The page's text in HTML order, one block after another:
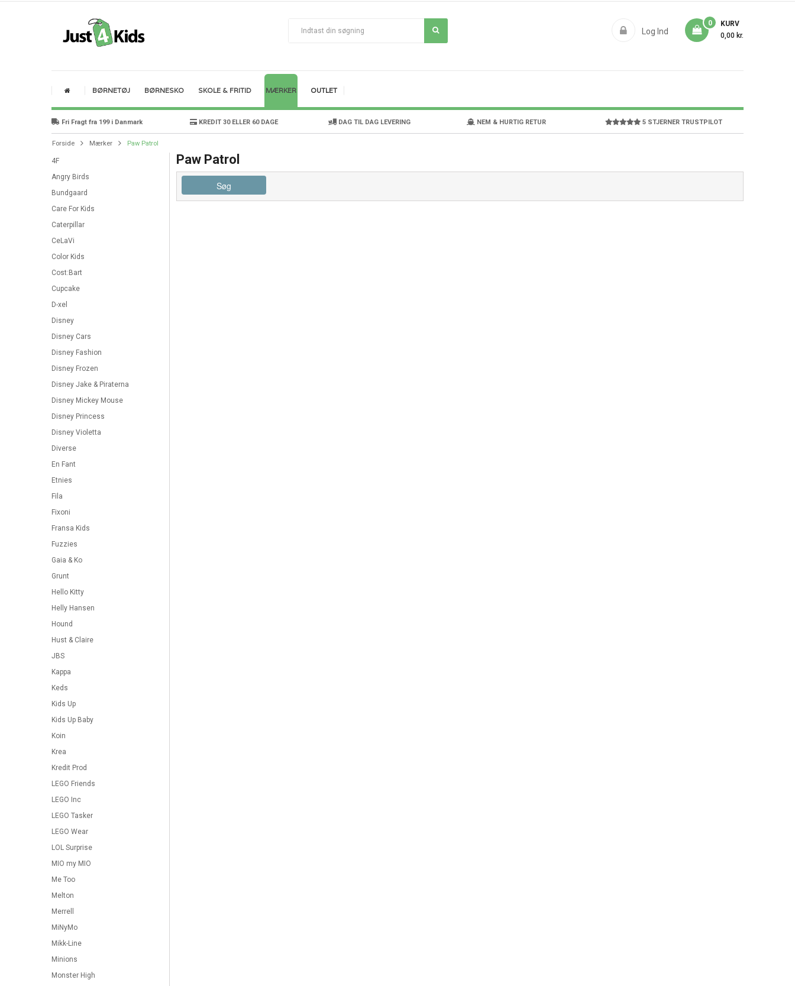
Log Ind
KURV
0
0,00 kr.
BØRNETØJ BØRNESKO SKOLE & FRITID MÆRKER OUTLET
Fri Fragt fra 199 i Danmark KREDIT 30 ELLER 60 DAGE DAG TIL DAG LEVERING NEM & HURTIG RETUR 5 STJERNER TRUSTPILOT
Forside Mærker Paw Patrol
4F
Angry Birds
Bundgaard
Care For Kids
Caterpillar
CeLaVi
Color Kids
Cost:Bart
Cupcake
D-xel
Disney
Disney Cars
Disney Fashion
Disney Frozen
Disney Jake & Piraterna
Disney Mickey Mouse
Disney Princess
Disney Violetta
Diverse
En Fant
Etnies
Fila
Fixoni
Fransa Kids
Fuzzies
Gaia & Ko
Grunt
Hello Kitty
Helly Hansen
Hound
Hust & Claire
JBS
Kappa
Keds
Kids Up
Kids Up Baby
Koin
Krea
Kredit Prod
LEGO Friends
LEGO Inc
LEGO Tasker
LEGO Wear
LOL Surprise
MIO my MIO
Me Too
Melton
Merrell
MiNyMo
Mikk-Line
Minions
Monster High
Paw Patrol
Søg